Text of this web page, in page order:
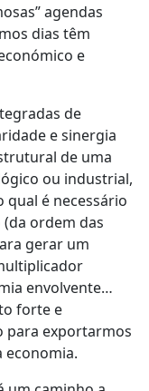
agendas
dias têm
e
de
e sinergia
de uma
ou industrial,
qual é necessário
ordem das
gerar um
envolvente…
forte e
para exportarmos
economia.